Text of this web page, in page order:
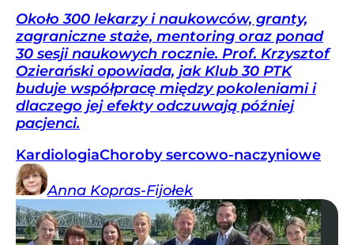
Około 300 lekarzy i naukowców, granty,
zagraniczne staże, mentoring oraz ponad
30 sesji naukowych rocznie. Prof. Krzysztof
Ozierański opowiada, jak Klub 30 PTK
buduje współpracę między pokoleniami i
dlaczego jej efekty odczuwają później
pacjenci.
KardiologiaChoroby sercowo-naczyniowe
Anna Kopras-Fijołek